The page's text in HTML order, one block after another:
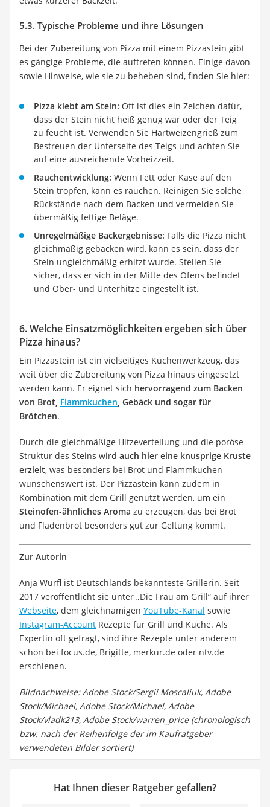
5.3. Typische Probleme und ihre Lösungen
Bei der Zubereitung von Pizza mit einem Pizzastein gibt
es gängige Probleme, die auftreten können. Einige davon
sowie Hinweise, wie sie zu beheben sind, finden Sie hier:
Pizza klebt am Stein: Oft ist dies ein Zeichen dafür,
dass der Stein nicht heiß genug war oder der Teig
zu feucht ist. Verwenden Sie Hartweizengrieß zum
Bestreuen der Unterseite des Teigs und achten Sie
auf eine ausreichende Vorheizzeit.
Rauchentwicklung: Wenn Fett oder Käse auf den
Stein tropfen, kann es rauchen. Reinigen Sie solche
Rückstände nach dem Backen und vermeiden Sie
übermäßig fettige Beläge.
Unregelmäßige Backergebnisse: Falls die Pizza nicht
gleichmäßig gebacken wird, kann es sein, dass der
Stein ungleichmäßig erhitzt wurde. Stellen Sie
sicher, dass er sich in der Mitte des Ofens befindet
und Ober- und Unterhitze eingestellt ist.
6. Welche Einsatzmöglichkeiten ergeben sich über
Pizza hinaus?
Ein Pizzastein ist ein vielseitiges Küchenwerkzeug, das
weit über die Zubereitung von Pizza hinaus eingesetzt
werden kann. Er eignet sich hervorragend zum Backen
von Brot, Flammkuchen , Gebäck und sogar für
Brötchen.
Durch die gleichmäßige Hitzeverteilung und die poröse
Struktur des Steins wird auch hier eine knusprige Kruste
erzielt, was besonders bei Brot und Flammkuchen
wünschenswert ist. Der Pizzastein kann zudem in
Kombination mit dem Grill genutzt werden, um ein
Steinofen-ähnliches Aroma zu erzeugen, das bei Brot
und Fladenbrot besonders gut zur Geltung kommt.
Zur Autorin
Anja Würfl ist Deutschlands bekannteste Grillerin. Seit
2017 veröffentlicht sie unter „Die Frau am Grill“ auf ihrer
Webseite, dem gleichnamigen YouTube-Kanal sowie
Instagram-Account Rezepte für Grill und Küche. Als
Expertin oft gefragt, sind ihre Rezepte unter anderem
schon bei focus.de, Brigitte, merkur.de oder ntv.de
erschienen.
Bildnachweise: Adobe Stock/Sergii Moscaliuk, Adobe
Stock/Michael, Adobe Stock/Michael, Adobe
Stock/vladk213, Adobe Stock/warren_price (chronologisch
bzw. nach der Reihenfolge der im Kaufratgeber
verwendeten Bilder sortiert)
Hat Ihnen dieser Ratgeber gefallen?